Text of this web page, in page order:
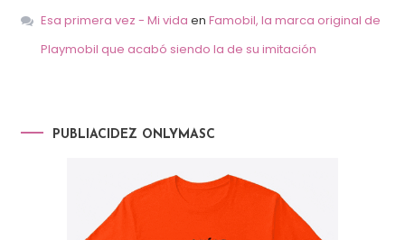
Esa primera vez - Mi vida en Famobil, la marca original de
Playmobil que acabó siendo la de su imitación
PUBLIACIDEZ ONLYMASC